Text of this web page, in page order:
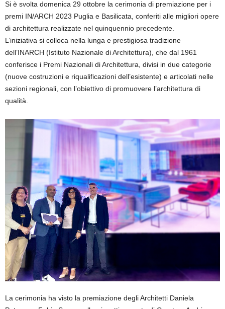
Si è svolta domenica 29 ottobre la cerimonia di premiazione per i
premi IN/ARCH 2023 Puglia e Basilicata, conferiti alle migliori opere
di architettura realizzate nel quinquennio precedente.
L’iniziativa si colloca nella lunga e prestigiosa tradizione
dell’INARCH (Istituto Nazionale di Architettura), che dal 1961
conferisce i Premi Nazionali di Architettura, divisi in due categorie
(nuove costruzioni e riqualificazioni dell’esistente) e articolati nelle
sezioni regionali, con l’obiettivo di promuovere l’architettura di
qualità.
La cerimonia ha visto la premiazione degli Architetti Daniela